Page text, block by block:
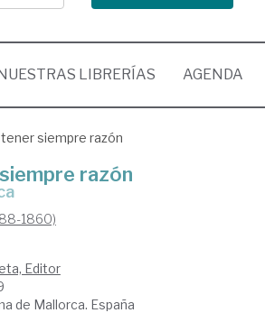
LIBRERÍAS AGENDA
siempre razón
razón
1860)
Editor
de Mallorca. España